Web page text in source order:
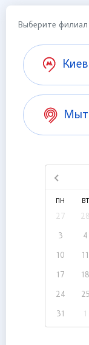
Выберите филиал
ПН ВТ
27 28
3 4
10 11
17 18
24 25
31 1